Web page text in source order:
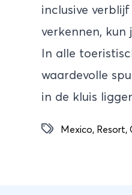
inclusive
verkennen, kun
In alle
waardevolle
in de kluis
Mexico, Resort,